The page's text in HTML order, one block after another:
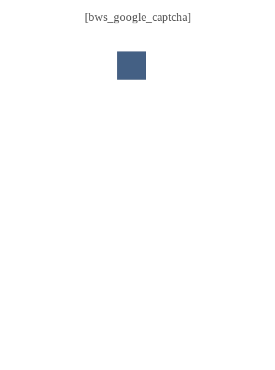
[bws_google_captcha]